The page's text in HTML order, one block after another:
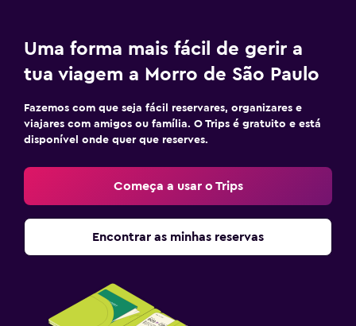
Uma forma mais fácil de gerir a
tua viagem a Morro de São Paulo
Fazemos com que seja fácil reservares, organizares e
viajares com amigos ou família. O Trips é gratuito e está
disponível onde quer que reserves.
Começa a usar o Trips
Encontrar as minhas reservas